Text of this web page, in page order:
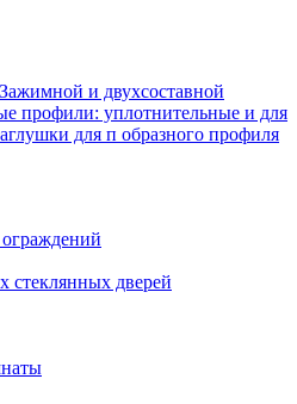
Зажимной и двухсоставной
профили: уплотнительные и для
для п образного профиля
стеклянных дверей